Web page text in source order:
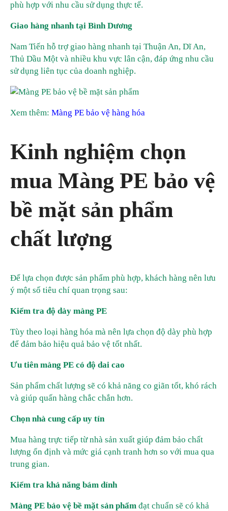
phù hợp với nhu cầu sử dụng thực tế.
Giao hàng nhanh tại Bình Dương
Nam Tiến hỗ trợ giao hàng nhanh tại Thuận An, Dĩ An,
Thủ Dầu Một và nhiều khu vực lân cận, đáp ứng nhu cầu
sử dụng liên tục của doanh nghiệp.
Xem thêm: Màng PE bảo vệ hàng hóa
Kinh nghiệm chọn
mua Màng PE bảo vệ
bề mặt sản phẩm
chất lượng
Để lựa chọn được sản phẩm phù hợp, khách hàng nên lưu
ý một số tiêu chí quan trọng sau:
Kiểm tra độ dày màng PE
Tùy theo loại hàng hóa mà nên lựa chọn độ dày phù hợp
để đảm bảo hiệu quả bảo vệ tốt nhất.
Ưu tiên màng PE có độ dai cao
Sản phẩm chất lượng sẽ có khả năng co giãn tốt, khó rách
và giúp quấn hàng chắc chắn hơn.
Chọn nhà cung cấp uy tín
Mua hàng trực tiếp từ nhà sản xuất giúp đảm bảo chất
lượng ổn định và mức giá cạnh tranh hơn so với mua qua
trung gian.
Kiểm tra khả năng bám dính
Màng PE bảo vệ bề mặt sản phẩm đạt chuẩn sẽ có khả